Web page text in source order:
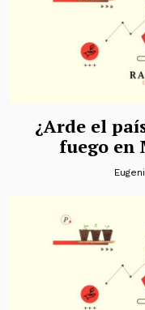
¿Arde el
fuego en